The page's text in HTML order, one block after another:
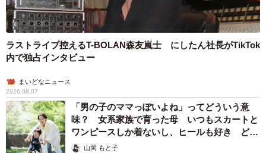
ラストライブ控えるT-BOLAN森友嵐士 にしたん社長がTikTok
内で独占インタビュー
まいどなニュース
2026.08.07
「男の子のママっぽいよね」ってどういう意
味？ 女系家族で育った母 いつもスカートと
ワンピースしか着ないし、ヒールも好き どの
へんが…
山岡 もと子